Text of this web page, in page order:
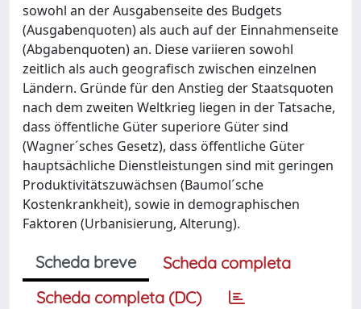
sowohl an der Ausgabenseite des Budgets
(Ausgabenquoten) als auch auf der Einnahmenseite
(Abgabenquoten) an. Diese variieren sowohl
zeitlich als auch geografisch zwischen einzelnen
Ländern. Gründe für den Anstieg der Staatsquoten
nach dem zweiten Weltkrieg liegen in der Tatsache,
dass öffentliche Güter superiore Güter sind
(Wagner´sches Gesetz), dass öffentliche Güter
hauptsächliche Dienstleistungen sind mit geringen
Produktivitätszuwächsen (Baumol´sche
Kostenkrankheit), sowie in demographischen
Faktoren (Urbanisierung, Alterung).
Scheda breve
Scheda completa
Scheda completa (DC)